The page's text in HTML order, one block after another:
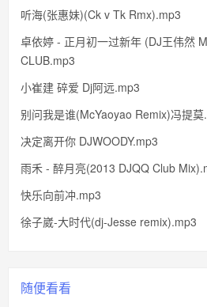
听海(张惠妹)(Ck v Tk Rmx).mp3
卓依婷 - 正月初一过新年 (DJ王伟然
CLUB.mp3
小崔建 碎爱 Dj阿远.mp3
别问我是谁(McYaoyao Remix)冯提莫
决定离开你 DJWOODY.mp3
雨禾 - 醉月亮(2013 DJQQ Club
快乐向前冲.mp3
徐子崴-大时代(dj-Jesse remix).mp3
随便看看